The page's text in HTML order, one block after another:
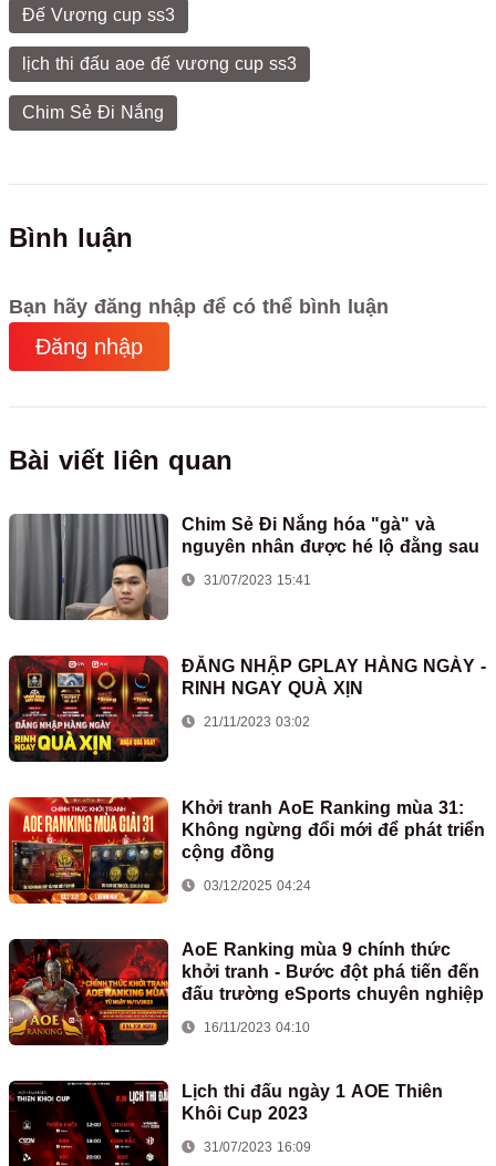
Đế Vương cup ss3
lịch thi đấu aoe đế vương cup ss3
Chim Sẻ Đi Nắng
Bình luận
Bạn hãy đăng nhập để có thể bình luận
Đăng nhập
Bài viết liên quan
Chim Sẻ Đi Nắng hóa "gà" và
nguyên nhân được hé lộ đằng sau
31/07/2023 15:41
ĐĂNG NHẬP GPLAY HÀNG NGÀY -
RINH NGAY QUÀ XỊN
21/11/2023 03:02
Khởi tranh AoE Ranking mùa 31:
Không ngừng đổi mới để phát triển
cộng đồng
03/12/2025 04:24
AoE Ranking mùa 9 chính thức
khởi tranh - Bước đột phá tiến đến
đấu trường eSports chuyên nghiệp
16/11/2023 04:10
Lịch thi đấu ngày 1 AOE Thiên
Khôi Cup 2023
31/07/2023 16:09